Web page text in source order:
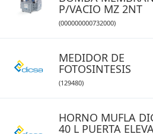
P/VACIO MZ 2NT
(000000000732000)
MEDIDOR DE
FOTOSINTESIS
(129480)
HORNO MUFLA
40 L PUERTA